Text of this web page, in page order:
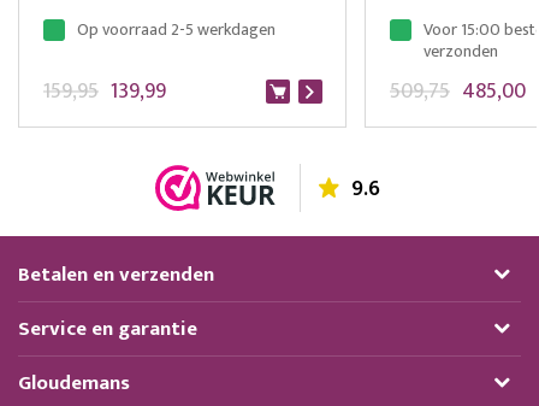
Op voorraad 2-5 werkdagen
139,99
159,95
Voor 15:00
verzonden
485,00
509,75
9.6
Betalen en verzenden
Service en garantie
Gloudemans